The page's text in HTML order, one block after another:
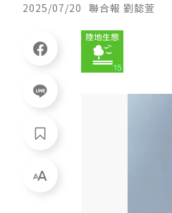
2025/07/20 聯合報 劉懿萱